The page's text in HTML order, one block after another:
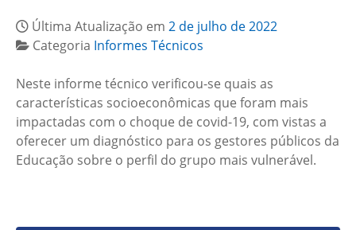
Última Atualização em 2 de julho de 2022
Categoria Informes Técnicos
Neste informe técnico verificou-se quais as
características socioeconômicas que foram mais
impactadas com o choque de covid-19, com vistas a
oferecer um diagnóstico para os gestores públicos da
Educação sobre o perfil do grupo mais vulnerável.